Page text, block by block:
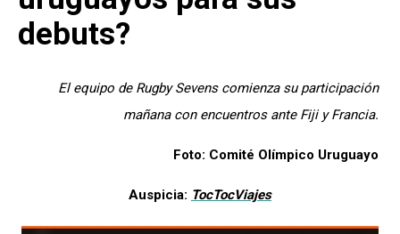
debuts?
El equipo de Rugby Sevens comienza su participación
mañana con encuentros ante Fiji y Francia.
Foto: Comité Olímpico Uruguayo
Auspicia: TocTocViajes